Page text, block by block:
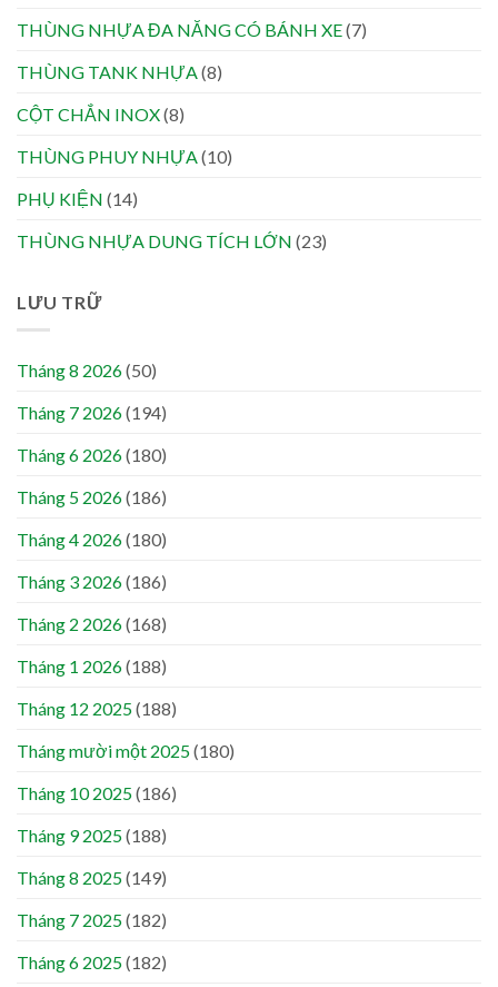
THÙNG NHỰA ĐA NĂNG CÓ BÁNH XE(7)
THÙNG TANK NHỰA(8)
CỘT CHẮN INOX(8)
THÙNG PHUY NHỰA(10)
PHỤ KIỆN (14)
THÙNG NHỰA DUNG TÍCH LỚN (23)
LƯU TRỮ
Tháng 8 2026(50)
Tháng 7 2026(194)
Tháng 6 2026(180)
Tháng 5 2026(186)
Tháng 4 2026(180)
Tháng 3 2026(186)
Tháng 2 2026(168)
Tháng 1 2026(188)
Tháng 12 2025(188)
Tháng mười một 2025(180)
Tháng 10 2025(186)
Tháng 9 2025(188)
Tháng 8 2025(149)
Tháng 7 2025(182)
Tháng 6 2025(182)